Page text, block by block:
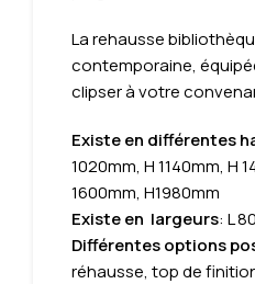
La rehausse
contemporaine,
clipser à votre
Existe en différentes
1020mm, H 1140mm, H
1600mm, H1980mm
Existe en largeurs: L
Différentes options
réhausse, top de